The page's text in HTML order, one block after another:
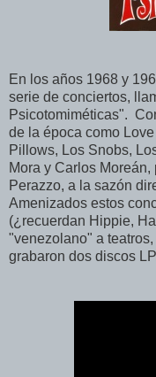
En los años 1968 y
serie de conciertos,
Psicotomiméticas".
de la época como
Pillows, Los Snobs,
Mora y Carlos
Perazzo, a la sazón
Amenizados estos
(¿recuerdan Hippie,
"venezolano" a
grabaron dos discos